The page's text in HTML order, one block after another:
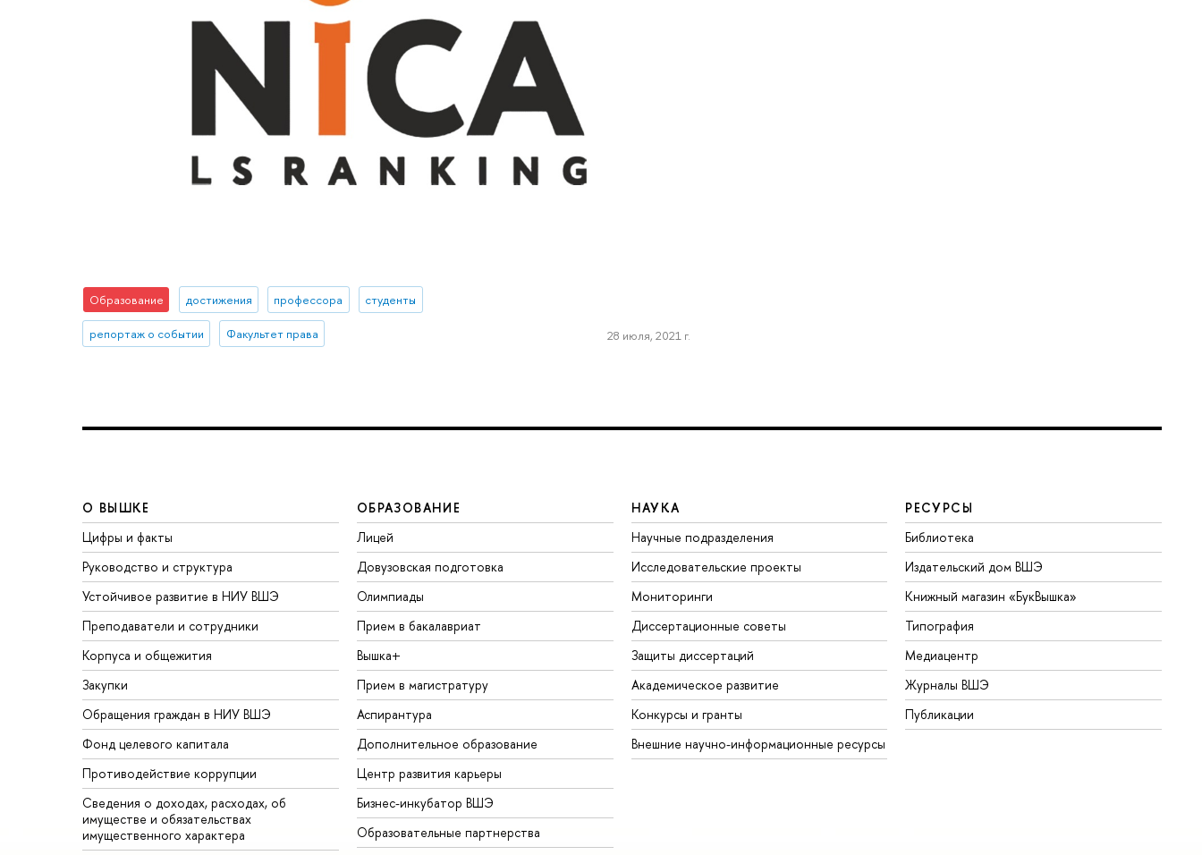
Образование достижения профессора студенты
репортаж о событии Факультет права 28 июля, 2021 г.
О ВЫШКЕ
Цифры и факты
Руководство и структура
Устойчивое развитие в НИУ ВШЭ
Преподаватели и сотрудники
Корпуса и общежития
Закупки
Обращения граждан в НИУ ВШЭ
Фонд целевого капитала
Противодействие коррупции
Сведения о доходах, расходах, об
имуществе и обязательствах
имущественного характера
ОБРАЗОВАНИЕ
Лицей
Довузовская подготовка
Олимпиады
Прием в бакалавриат
Вышка+
Прием в магистратуру
Аспирантура
Дополнительное образование
Центр развития карьеры
Бизнес-инкубатор ВШЭ
Образовательные партнерства
НАУКА
Научные подразделения
Исследовательские проекты
Мониторинги
Диссертационные советы
Защиты диссертаций
Академическое развитие
Конкурсы и гранты
Внешние научно-информационные ресурсы
РЕСУРСЫ
Библиотека
Издательский дом ВШЭ
Книжный магазин «БукВышка»
Типография
Медиацентр
Журналы ВШЭ
Публикации